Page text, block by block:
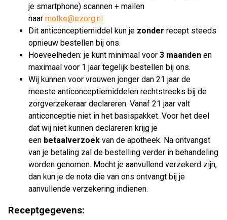
je smartphone) scannen + mailen
naar motke@ezorg.nl
Dit anticonceptiemiddel kun je zonder recept steeds
opnieuw bestellen bij ons.
Hoeveelheden: je kunt minimaal voor 3 maanden en
maximaal voor 1 jaar tegelijk bestellen bij ons.
Wij kunnen voor vrouwen jonger dan 21 jaar de
meeste anticonceptiemiddelen rechtstreeks bij de
zorgverzekeraar declareren. Vanaf 21 jaar valt
anticonceptie niet in het basispakket. Voor het deel
dat wij niet kunnen declareren krijg je
een betaalverzoek van de apotheek. Na ontvangst
van je betaling zal de bestelling verder in behandeling
worden genomen. Mocht je aanvullend verzekerd zijn,
dan kun je de nota die van ons ontvangt bij je
aanvullende verzekering indienen.
Receptgegevens: